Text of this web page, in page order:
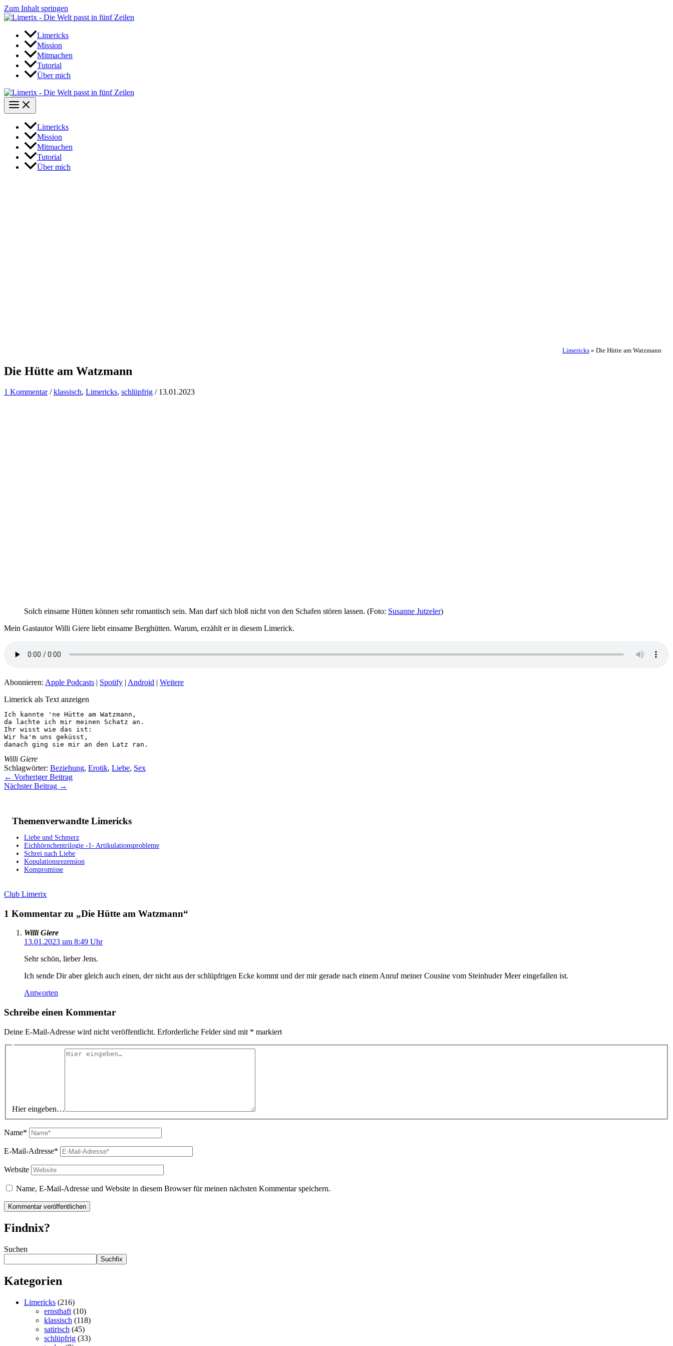
Zum Inhalt springen
Limericks
Mission
Mitmachen
Tutorial
Über mich
Limericks
Mission
Mitmachen
Tutorial
Über mich
Limericks » Die Hütte am Watzmann
Die Hütte am Watzmann
1 Kommentar /klassisch, Limericks, schlüpfrig / 13.01.2023
Solch einsame Hütten können sehr romantisch sein. Man darf sich bloß nicht von den Schafen stören lassen. (Foto: Susanne Jutzeler)
Mein Gastautor Willi Giere liebt einsame Berghütten. Warum, erzählt er in diesem Limerick.
Abonnieren: Apple Podcasts | Spotify | Android | Weitere
Limerick als Text anzeigen
Ich kannte 'ne Hütte am Watzmann,
da lachte ich mir meinen Schatz an.
Ihr wisst wie das ist:
Wir ha'm uns geküsst,
danach ging sie mir an den Latz ran.
Willi Giere
Schlagwörter: Beziehung, Erotik, Liebe, Sex
← Vorheriger Beitrag
Nächster Beitrag →
Themenverwandte Limericks
Liebe und Schmerz
Eichhörnchentrilogie -1- Artikulationsprobleme
Schrei nach Liebe
Kopulationsrezension
Kompromisse
Club Limerix
1 Kommentar zu „Die Hütte am Watzmann“
Willi Giere
13.01.2023 um 8:49 Uhr
Sehr schön, lieber Jens.
Ich sende Dir aber gleich auch einen, der nicht aus der schlüpfrigen Ecke kommt und der mir gerade nach einem Anruf meiner Cousine vom Steinhuder Meer eingefallen ist.
Antworten
Schreibe einen Kommentar
Deine E-Mail-Adresse wird nicht veröffentlicht. Erforderliche Felder sind mit * markiert
Hier eingeben…
Name*
E-Mail-Adresse*
Website
Name, E-Mail-Adresse und Website in diesem Browser für meinen nächsten Kommentar speichern.
Findnix?
Suchen
Suchfix
Kategorien
Limericks (216)
ernsthaft (10)
klassisch (118)
satirisch (45)
schlüpfrig (33)